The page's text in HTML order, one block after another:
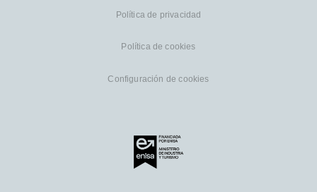
Política de privacidad
Política de cookies
Configuración de cookies